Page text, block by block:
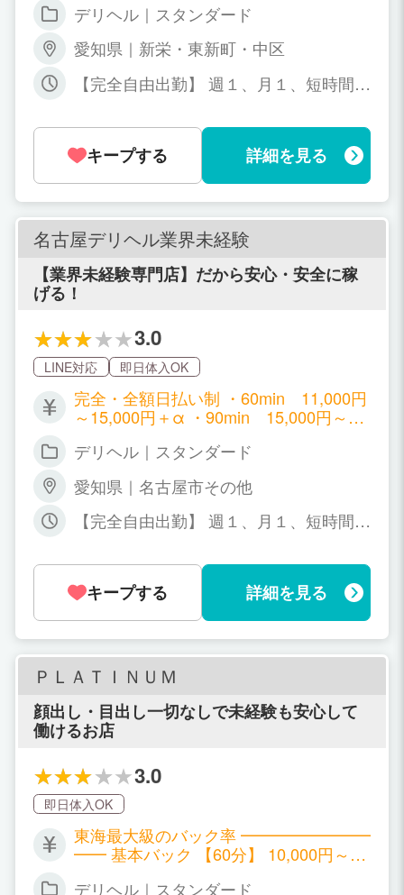
場合もございます。詳しくはお店にお問
合せください。
デリヘル｜スタンダード
愛知県｜新栄・東新町・中区
【完全自由出勤】 週１、月１、短時間で
キープする 詳細を見る
名古屋デリヘル業界未経験
【業界未経験専門店】だから安心・安全に稼
げる！
3.0
LINE対応 即日体入OK
完全・全額日払い制 ・60min 11,000円
～15,000円＋α ・90min 15,000円～20,
円＋α …さらに 指名料＋2,000円 オプシ
テムです。罰金やノルマ 他に引かれるも
のはありませんので、頑張った分だけ お
給料が貰える分かりやすい仕組みです♪
デリヘル｜スタンダード
愛知県｜名古屋市その他
【完全自由出勤】 週１、月１、短時間で
キープする 詳細を見る
ＰＬＡＴＩＮＵＭ
顔出し・目出し一切なしで未経験も安心して
働けるお店
3.0
即日体入OK
東海最大級のバック率 ━━━━━━━━
━━ 基本バック 【60分】 10,000円～
デリヘル｜スタンダード